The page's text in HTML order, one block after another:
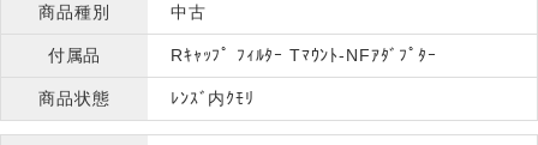
商品種別 中古
付属品 Rｷｬｯﾌﾟ ﾌｨﾙﾀｰ Tﾏｳﾝﾄ-NFｱﾀﾞﾌﾟﾀｰ
商品状態 ﾚﾝｽﾞ内ｸﾓﾘ